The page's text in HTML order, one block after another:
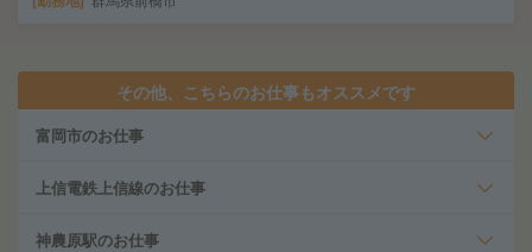
その他、こちらのお仕事もオススメです
富岡市のお仕事
上信電鉄上信線のお仕事
神農原駅のお仕事